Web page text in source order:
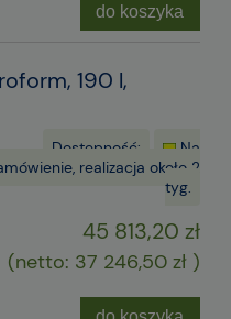
do koszyka
190 l,
Dostępność:
Na
realizacja około 2
tyg.
45 813,20 zł
(netto: 37 246,50 zł )